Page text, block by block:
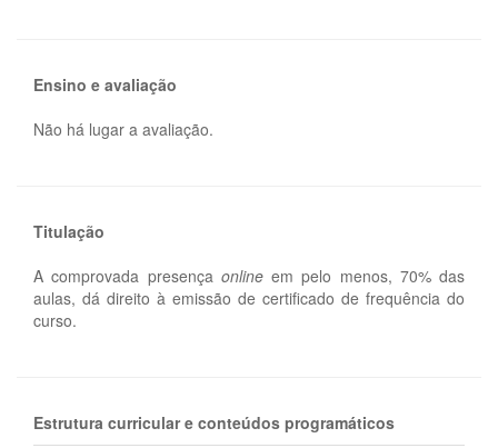
Ensino e avaliação
Não há lugar a avaliação.
Titulação
A comprovada presença onlineem pelo menos, 70% das
aulas, dá direito à emissão de certificado de frequência do
curso.
Estrutura curricular e conteúdos programáticos